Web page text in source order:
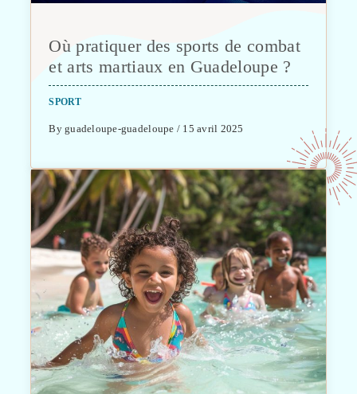
Où pratiquer des sports de combat
et arts martiaux en Guadeloupe ?
SPORT
By guadeloupe-guadeloupe / 15 avril 2025